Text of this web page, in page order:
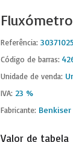
Referência:
Código de barras:
Unidade de venda:
IVA: 23 %
Fabricante: Benkiser
Valor de tabela